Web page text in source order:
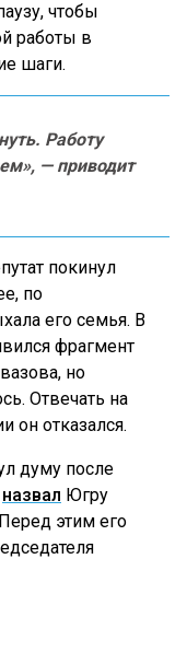
чтобы
работы в
шаги.
Работу
— приводит
покинул
по
его семья. В
фрагмент
но
Отвечать на
он отказался.
думу после
назвал Югру
этим его